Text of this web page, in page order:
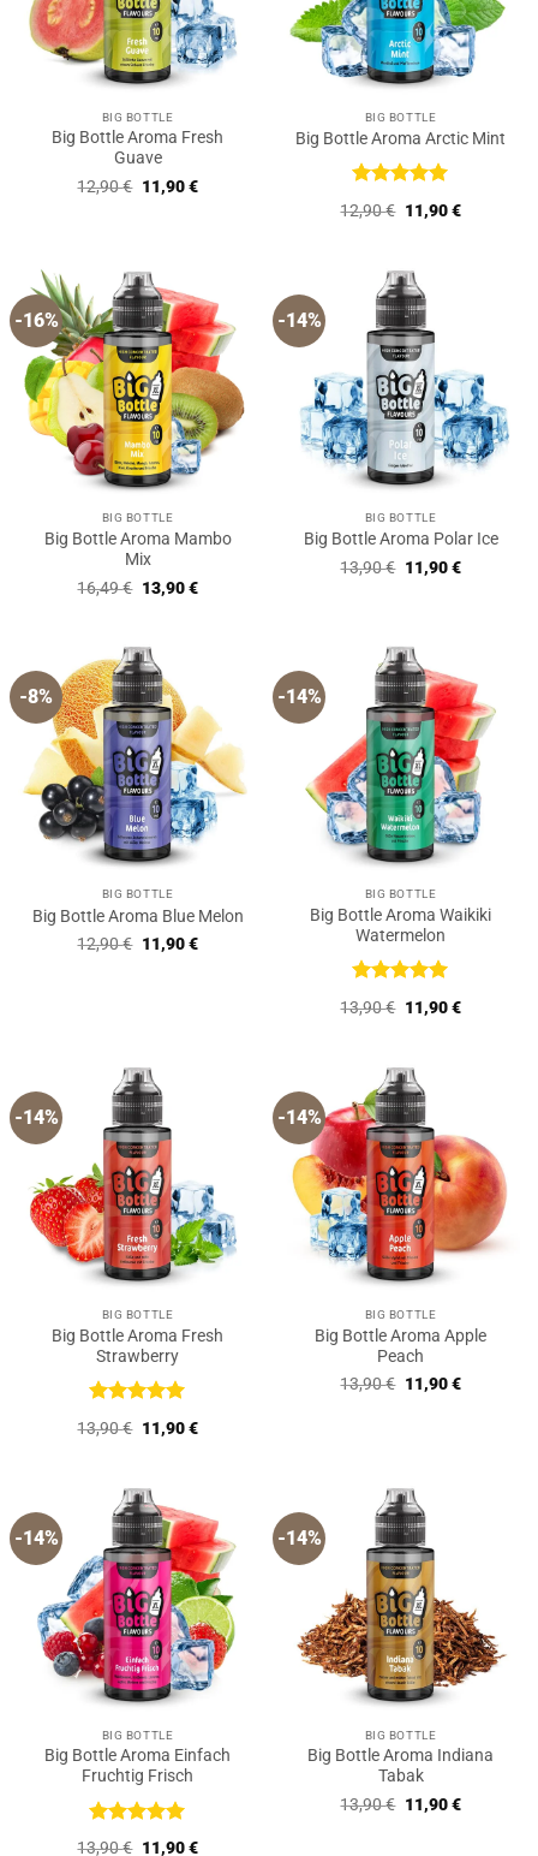
BIG BOTTLE
Big Bottle Aroma Fresh
Guave
12,90€ Ursprünglicher
Preis
11,90€Aktueller
BIG BOTTLE
Big Bottle Aroma Arctic Mint
Bewertet
mit 5 von
12,90€ Ursprünglicher
Preis
11,90€Aktueller
-16%
BIG BOTTLE
Big Bottle Aroma Mambo
Mix
16,49€ Ursprünglicher
Preis
13,90€Aktueller
-14%
BIG BOTTLE
Big Bottle Aroma Polar Ice
13,90€ Ursprünglicher
Preis
11,90€Aktueller
-8%
BIG BOTTLE
Big Bottle Aroma Blue Melon
12,90€ Ursprünglicher
Preis
11,90€Aktueller
-14%
BIG BOTTLE
Big Bottle Aroma Waikiki
Watermelon
Bewertet
mit 5 von
13,90€ Ursprünglicher
Preis
11,90€Aktueller
-14%
BIG BOTTLE
Big Bottle Aroma Fresh
Strawberry
Bewertet
mit 5 von
13,90€ Ursprünglicher
Preis
11,90€Aktueller
-14%
BIG BOTTLE
Big Bottle Aroma Apple
Peach
13,90€ Ursprünglicher
Preis
11,90€Aktueller
-14%
BIG BOTTLE
Big Bottle Aroma Einfach
Fruchtig Frisch
Bewertet
13,90€ Ursprünglicher
11,90€Aktueller
-14%
BIG BOTTLE
Big Bottle Aroma Indiana
Tabak
13,90€ Ursprünglicher
Preis
11,90€Aktueller